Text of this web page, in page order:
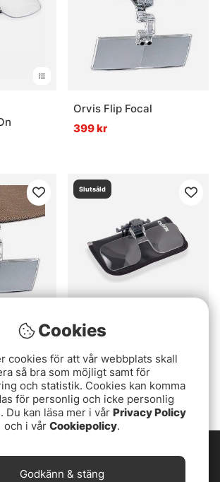
utav 5 stjärnorOrvis Flip Focal
399 kr
Focal
Slutsåld
Anglers Image Carson
179 kr
Cookies
cookies för att vår webbplats skall
så bra som möjligt samt för
och statistik. Cookies kan komma
för personlig och icke personlig
Du kan läsa mer i vår Privacy Policy
och i vår Cookiepolicy.
Godkänn & stäng